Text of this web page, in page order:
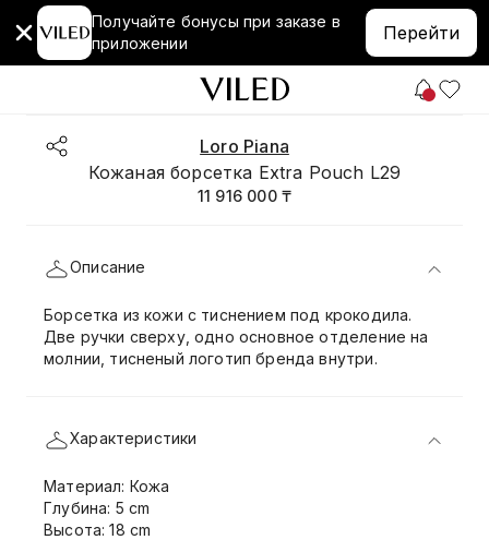
Получайте бонусы при заказе в
приложении
Перейти
Loro Piana
Кожаная борсетка Extra Pouch L29
11 916 000 ₸
Описание
Борсетка из кожи с тиснением под крокодила.
Две ручки сверху, одно основное отделение на
молнии, тисненый логотип бренда внутри.
Характеристики
Материал: Кожа
Глубина: 5 cm
Высота: 18 cm